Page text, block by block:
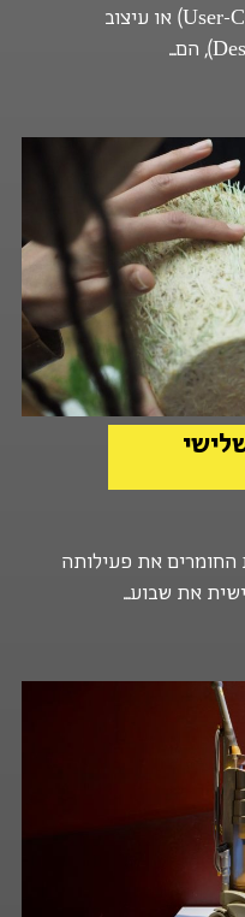
מכוון-משתמש (User-Centered Design) או עיצוב
את פעילותה
את שבוע...